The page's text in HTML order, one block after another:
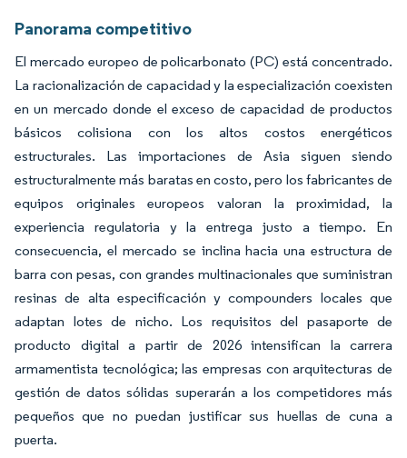
Panorama competitivo
El mercado europeo de policarbonato (PC) está concentrado.
La racionalización de capacidad y la especialización coexisten
en un mercado donde el exceso de capacidad de productos
básicos colisiona con los altos costos energéticos
estructurales. Las importaciones de Asia siguen siendo
estructuralmente más baratas en costo, pero los fabricantes de
equipos originales europeos valoran la proximidad, la
experiencia regulatoria y la entrega justo a tiempo. En
consecuencia, el mercado se inclina hacia una estructura de
barra con pesas, con grandes multinacionales que suministran
resinas de alta especificación y compounders locales que
adaptan lotes de nicho. Los requisitos del pasaporte de
producto digital a partir de 2026 intensifican la carrera
armamentista tecnológica; las empresas con arquitecturas de
gestión de datos sólidas superarán a los competidores más
pequeños que no puedan justificar sus huellas de cuna a
puerta.